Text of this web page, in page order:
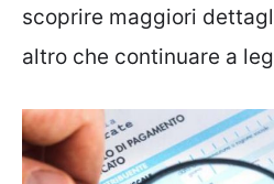
scoprire maggiori
altro che continuare a